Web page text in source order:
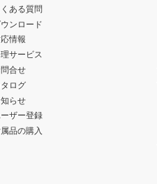
ある質問
ンロード
情報
サービス
合せ
ログ
らせ
ザー登録
品の購入